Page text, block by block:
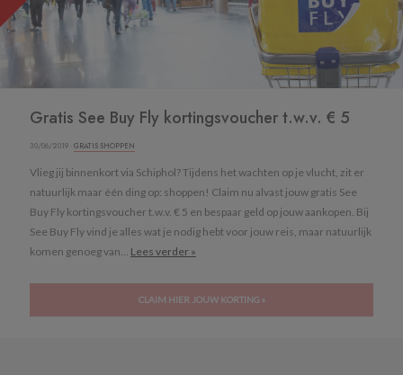
Gratis See Buy Fly kortingsvoucher t.w.v. € 5
30/06/2019 · GRATIS SHOPPEN
Vlieg jij binnenkort via Schiphol? Tijdens het wachten op je vlucht, zit er
natuurlijk maar één ding op: shoppen! Claim nu alvast jouw gratis See
Buy Fly kortingsvoucher t.w.v. € 5 en bespaar geld op jouw aankopen. Bij
See Buy Fly vind je alles wat je nodig hebt voor jouw reis, maar natuurlijk
komen genoeg van... Lees verder »
CLAIM HIER JOUW KORTING »